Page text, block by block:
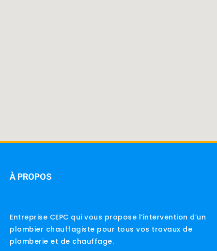
À PROPOS
Entreprise CEPC qui vous propose l’intervention d’un
plombier chauffagiste pour tous vos travaux de
plomberie et de chauffage.